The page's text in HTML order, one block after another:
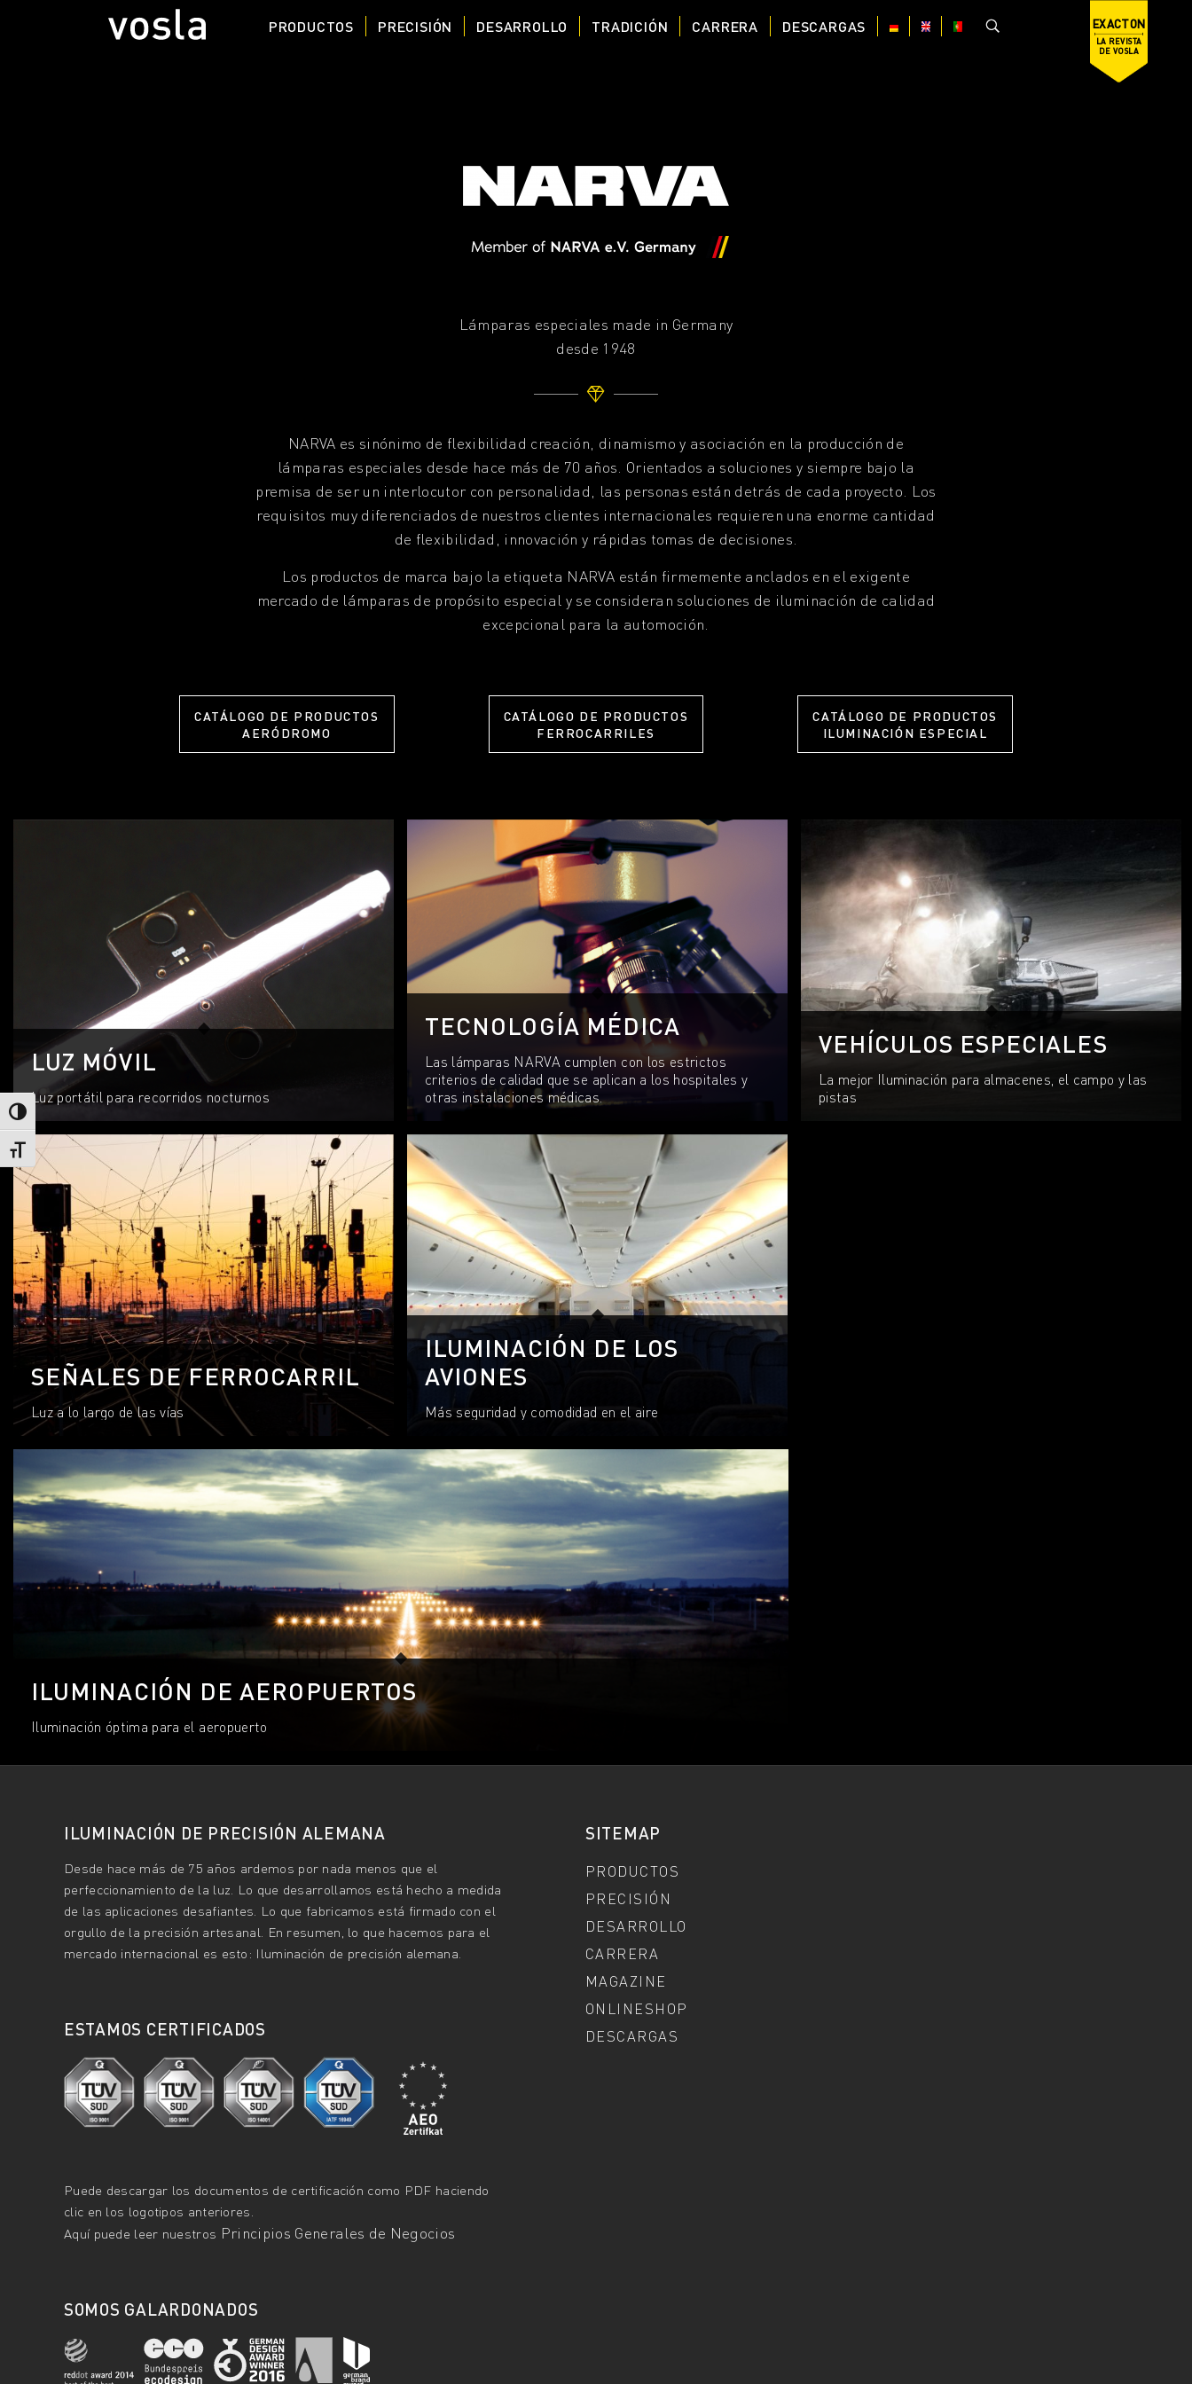
Alternar alto contraste
Alternar tamaño de letra
PRODUCTOS PRECISIÓN DESARROLLO TRADICIÓN CARRERA DESCARGAS EXACTON
LA REVISTA
DE VOSLA
Lámparas especiales made in Germany
desde 1948
NARVA es sinónimo de flexibilidad creación, dinamismo y asociación en la producción de
lámparas especiales desde hace más de 70 años. Orientados a soluciones y siempre bajo la
premisa de ser un interlocutor con personalidad, las personas están detrás de cada proyecto. Los
requisitos muy diferenciados de nuestros clientes internacionales requieren una enorme cantidad
de flexibilidad, innovación y rápidas tomas de decisiones.
Los productos de marca bajo la etiqueta NARVA están firmemente anclados en el exigente
mercado de lámparas de propósito especial y se consideran soluciones de iluminación de calidad
excepcional para la automoción.
CATÁLOGO DE PRODUCTOS
AERÓDROMO
CATÁLOGO DE PRODUCTOS
FERROCARRILES
CATÁLOGO DE PRODUCTOS
ILUMINACIÓN ESPECIAL
LUZ MÓVIL
Luz portátil para recorridos nocturnos
TECNOLOGÍA MÉDICA
Las lámparas NARVA cumplen con los estrictos
criterios de calidad que se aplican a los hospitales y
otras instalaciones médicas.
VEHÍCULOS ESPECIALES
La mejor Iluminación para almacenes, el campo y las
pistas
SEÑALES DE FERROCARRIL
Luz a lo largo de las vías
ILUMINACIÓN DE LOS
AVIONES
Más seguridad y comodidad en el aire
ILUMINACIÓN DE AEROPUERTOS
Iluminación óptima para el aeropuerto
ILUMINACIÓN DE PRECISIÓN ALEMANA
Desde hace más de 75 años ardemos por nada menos que el
perfeccionamiento de la luz. Lo que desarrollamos está hecho a medida
de las aplicaciones desafiantes. Lo que fabricamos está firmado con el
orgullo de la precisión artesanal. En resumen, lo que hacemos para el
mercado internacional es esto: Iluminación de precisión alemana.
ESTAMOS CERTIFICADOS
Puede descargar los documentos de certificación como PDF haciendo
clic en los logotipos anteriores.
Aquí puede leer nuestros Principios Generales de Negocios
SOMOS GALARDONADOS
SITEMAP
PRODUCTOS
PRECISIÓN
DESARROLLO
CARRERA
MAGAZINE
ONLINESHOP
DESCARGAS